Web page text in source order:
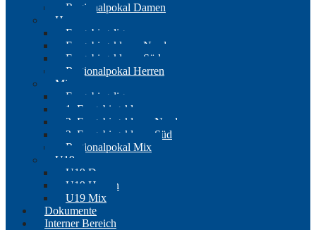
Regionalpokal Damen
Herren
Erzgebirgsliga
Erzgebirgsklasse Nord
Erzgebirgsklasse Süd
Regionalpokal Herren
Mix
Erzgebirgsliga
1. Erzgebirgsklasse
2. Erzgebirgsklasse Nord
2. Erzgebirgsklasse Süd
Regionalpokal Mix
U19
U19 Damen
U19 Herren
U19 Mix
Dokumente
Interner Bereich